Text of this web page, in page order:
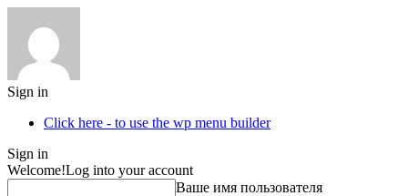
Sign in
Click here - to use the wp menu builder
Sign in
Welcome!Log into your account
Ваше имя пользователя